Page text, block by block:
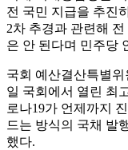
전 국민 지급을 추진
2차 추경과 관련해
은 안 된다며 민주당
국회 예산결산특별
일 국회에서 열린 최
로나19가 언제까지
드는 방식의 국채 발
했다.